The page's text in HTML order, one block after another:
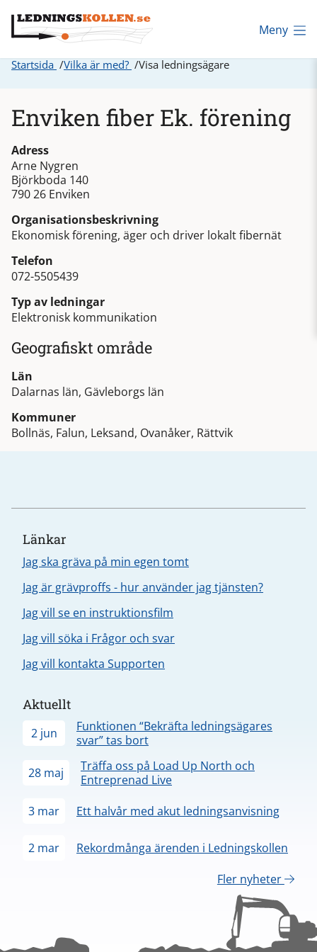
Meny
Startsida Vilka är med? Visa ledningsägare
Enviken fiber Ek. förening
Adress
Arne Nygren
Björkboda 140
790 26 Enviken
Organisationsbeskrivning
Ekonomisk förening, äger och driver lokalt fibernät
Telefon
072-5505439
Typ av ledningar
Elektronisk kommunikation
Geografiskt område
Län
Dalarnas län, Gävleborgs län
Kommuner
Bollnäs, Falun, Leksand, Ovanåker, Rättvik
Länkar
Jag ska gräva på min egen tomt
Jag är grävproffs - hur använder jag tjänsten?
Jag vill se en instruktionsfilm
Jag vill söka i Frågor och svar
Jag vill kontakta Supporten
Aktuellt
2 jun
Funktionen “Bekräfta ledningsägares
svar” tas bort
28 maj
Träffa oss på Load Up North och
Entreprenad Live
3 mar
Ett halvår med akut ledningsanvisning
2 mar
Rekordmånga ärenden i Ledningskollen
Fler nyheter